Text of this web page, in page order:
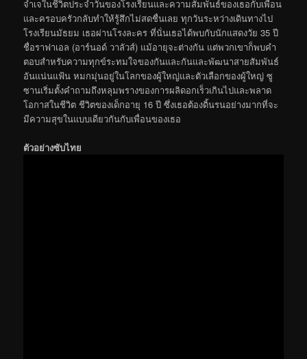
จำเจในชีวิตประจำวันของโรงเรียนและความสัมพันธ์ของเธอกับเพื่อน
และครอบครัวกลับทำให้รู้สึกไม่สดชื่นเลย ทุกวันระหว่างเดินทางไป
โรงเรียนมัธยม เธอผ่านโรงละคร ที่นั่นเธอได้พบกับนักแสดงวัย 35 ปี
ชื่อราฟาเอล (อาร์นอด์ วาลัวส์) แม้อายุจะต่างกัน แต่พวกเขาก็พบคำ
ตอบสำหรับความทุกข์ระทมใจของกันและกันและพัฒนาสายสัมพันธ์
อันแน่นแฟ้น หมกมุ่นอยู่ในโลกของผู้ใหญ่และตัวเลือกของผู้ใหญ่ ซู
ซานเริ่มตั้งคำถามถึงหลุมพรางของการผลิดอกเร็วเกินไปและพลาด
โอกาสในชีวิต ชีวิตของเด็กอายุ 16 ปี ซึ่งเธอต้องดิ้นรนอย่างมากที่จะ
มีความสุขในแบบเดียวกันกับเพื่อนของเธอ
ตัวอย่างซับไทย